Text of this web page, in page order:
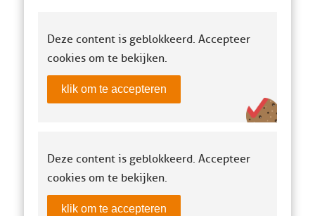
Deze content is geblokkeerd. Accepteer
cookies om te bekijken.
klik om te accepteren
Deze content is geblokkeerd. Accepteer
cookies om te bekijken.
klik om te accepteren